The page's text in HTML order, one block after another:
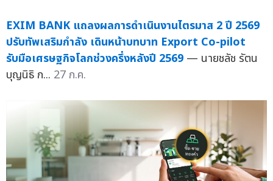
EXIM BANK แถลงผลการดำเนินงานไตรมาส 2 ปี 2569
ปรับทัพเสริมกำลัง เดินหน้าบทบาท Export Co-pilot
รับมือเศรษฐกิจโลกช่วงครึ่งหลังปี 2569 — นายชลัช รัตน
บุญนิธิ ก... 27 ก.ค.